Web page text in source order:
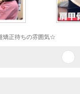
矯正待ちの雰囲気☆